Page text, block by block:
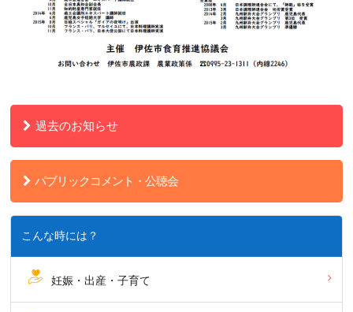
過去のお知らせ
パブリックコメント・公聴会
こんな時には？
妊娠・出産・子育て